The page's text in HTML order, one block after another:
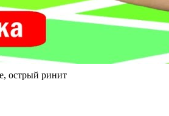
острый ринит